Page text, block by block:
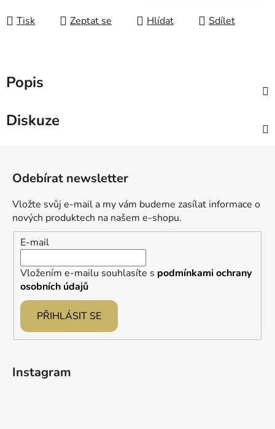
Tisk Zeptat se Hlídat Sdílet
Popis
Diskuze
Odebírat newsletter
Vložte svůj e-mail a my vám budeme zasílat informace o
nových produktech na našem e-shopu.
E-mail
Vložením e-mailu souhlasíte s podmínkami ochrany
osobních údajů
PŘIHLÁSIT SE
Instagram